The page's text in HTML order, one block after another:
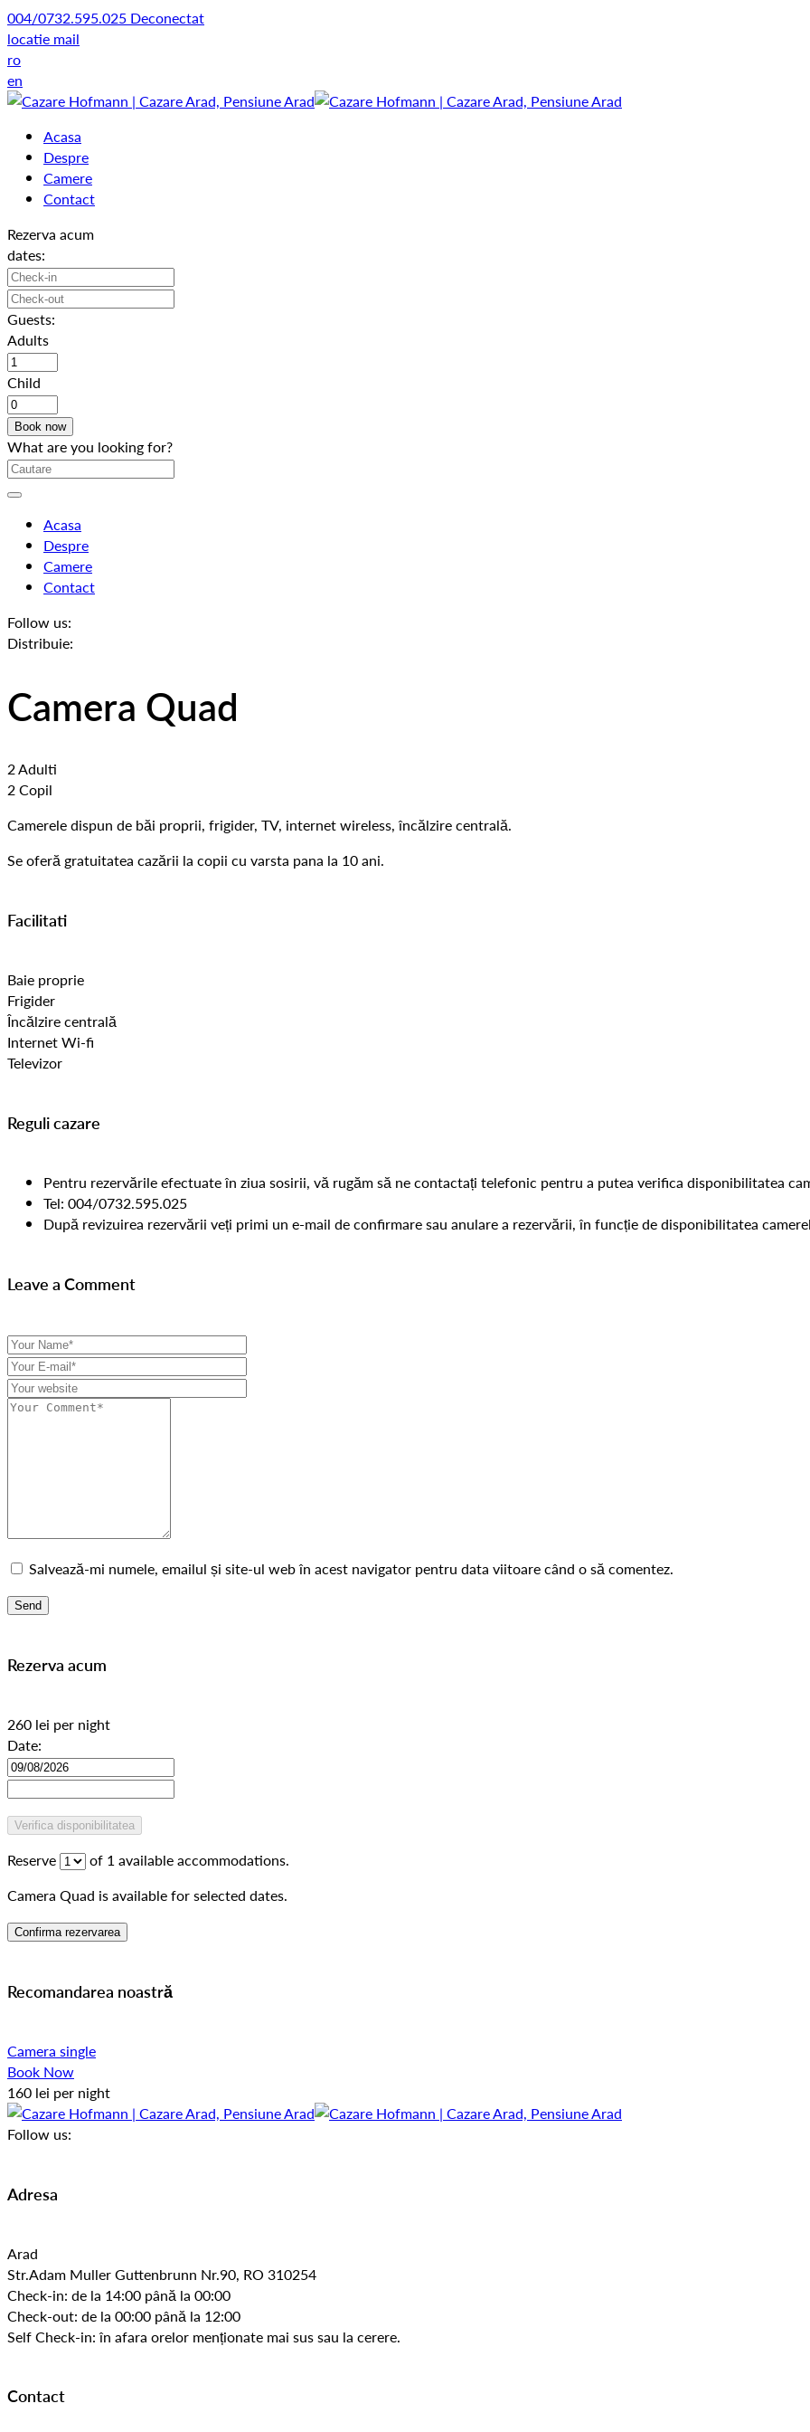
004/0732.595.025 Deconectat
locatie mail
ro
en
Acasa
Despre
Camere
Contact
Rezerva acum
dates:
Guests:
Adults
Child
What are you looking for?
Acasa
Despre
Camere
Contact
Follow us:
Distribuie:
Camera Quad
2 Adulti
2 Copil
Camerele dispun de băi proprii, frigider, TV, internet wireless, încălzire centrală.
Se oferă gratuitatea cazării la copii cu varsta pana la 10 ani.
Facilitati
Baie proprie
Frigider
Încălzire centrală
Internet Wi-fi
Televizor
Reguli cazare
Pentru rezervările efectuate în ziua sosirii, vă rugăm să ne contactați telefonic pentru a putea verifica disponibilitatea
Tel: 004/0732.595.025
După revizuirea rezervării veți primi un e-mail de confirmare sau anulare a rezervării, în funcție de disponibilitatea
Leave a Comment
Salvează-mi numele, emailul și site-ul web în acest navigator pentru data viitoare când o să comentez.
Send
Rezerva acum
260 lei per night
Date:
Reserve of 1available accommodations.
Camera Quad is available for selected dates.
Recomandarea noastră
Camera single
Book Now
160 lei per night
Follow us:
Adresa
Arad
Str.Adam Muller Guttenbrunn Nr.90, RO 310254
Check-in: de la 14:00 până la 00:00
Check-out: de la 00:00 până la 12:00
Self Check-in: în afara orelor menționate mai sus sau la cerere.
Contact